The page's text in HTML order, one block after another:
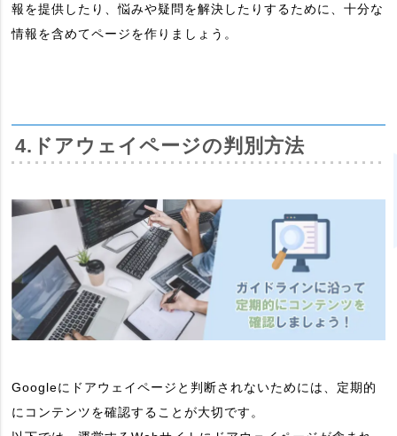
報を提供したり、悩みや疑問を解決したりするために、十分な
情報を含めてページを作りましょう。
4.ドアウェイページの判別方法
Googleにドアウェイページと判断されないためには、定期的
にコンテンツを確認することが大切です。